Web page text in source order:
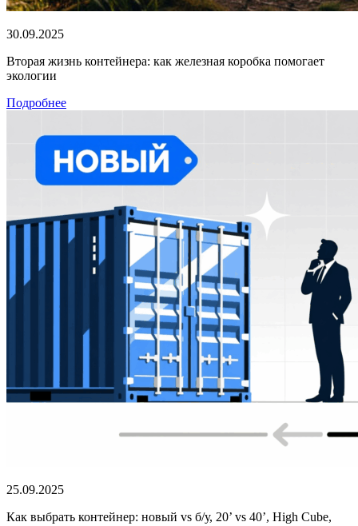
30.09.2025
Вторая жизнь контейнера: как железная коробка помогает
экологии
Подробнее
25.09.2025
Как выбрать контейнер: новый vs б/у, 20’ vs 40’, High Cube,